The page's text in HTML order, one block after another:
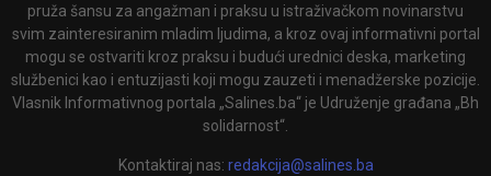
pruža šansu za angažman i praksu u istraživačkom novinarstvu
svim zainteresiranim mladim ljudima, a kroz ovaj informativni portal
mogu se ostvariti kroz praksu i budući urednici deska, marketing
službenici kao i entuzijasti koji mogu zauzeti i menadžerske pozicije.
Vlasnik Informativnog portala „Salines.ba“ je Udruženje građana „Bh
solidarnost“.
Kontaktiraj nas: redakcija@salines.ba